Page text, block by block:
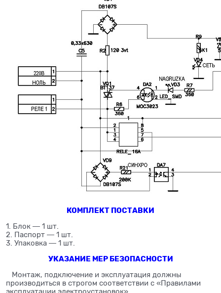
КОМПЛЕКТ ПОСТАВКИ
1. Блок ― 1 шт.
2. Паспорт ― 1 шт.
3. Упаковка ― 1 шт.
УКАЗАНИЕ МЕР БЕЗОПАСНОСТИ
Монтаж, подключение и эксплуатация должны
производиться в строгом соответствии с «Правилами